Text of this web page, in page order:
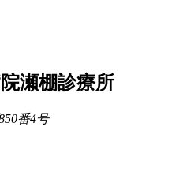
瀬棚診療所
番4号